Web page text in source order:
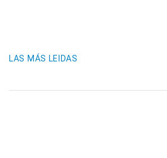
LAS MÁS LEIDAS